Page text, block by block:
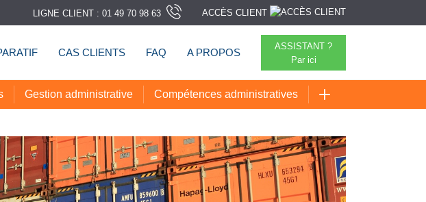
LIGNE CLIENT : 01 49 70 98 63 ACCÈS CLIENT
CAS CLIENTS FAQ A PROPOS
ASSISTANT ?
Par ici
Gestion administrative Compétences administratives